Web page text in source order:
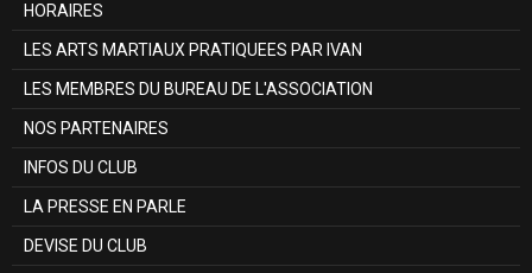
HORAIRES
LES ARTS MARTIAUX PRATIQUEES PAR IVAN
LES MEMBRES DU BUREAU DE L'ASSOCIATION
NOS PARTENAIRES
INFOS DU CLUB
LA PRESSE EN PARLE
DEVISE DU CLUB